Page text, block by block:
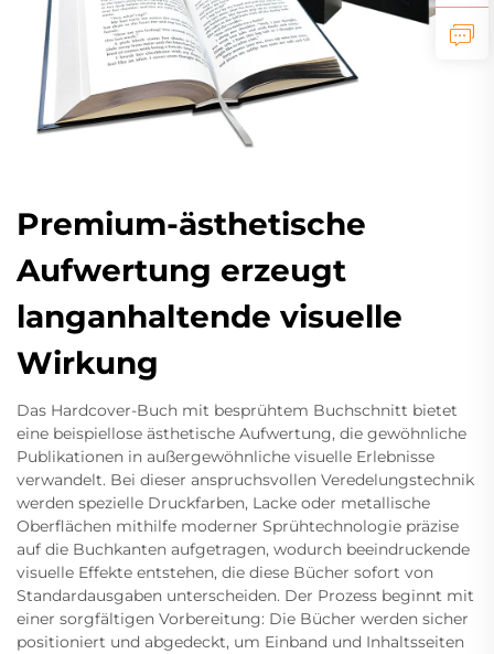
Premium-ästhetische
Aufwertung erzeugt
langanhaltende visuelle
Wirkung
Das Hardcover-Buch mit besprühtem Buchschnitt bietet
eine beispiellose ästhetische Aufwertung, die gewöhnliche
Publikationen in außergewöhnliche visuelle Erlebnisse
verwandelt. Bei dieser anspruchsvollen Veredelungstechnik
werden spezielle Druckfarben, Lacke oder metallische
Oberflächen mithilfe moderner Sprühtechnologie präzise
auf die Buchkanten aufgetragen, wodurch beeindruckende
visuelle Effekte entstehen, die diese Bücher sofort von
Standardausgaben unterscheiden. Der Prozess beginnt mit
einer sorgfältigen Vorbereitung: Die Bücher werden sicher
positioniert und abgedeckt, um Einband und Inhaltsseiten